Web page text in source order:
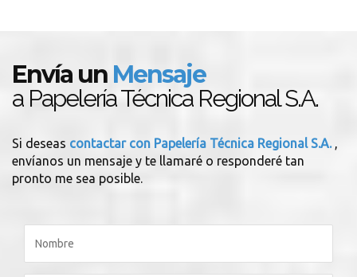
Envía un Mensaje
a Papelería Técnica Regional S.A.
Si deseas contactar con Papelería Técnica Regional S.A. ,
envíanos un mensaje y te llamaré o responderé tan
pronto me sea posible.